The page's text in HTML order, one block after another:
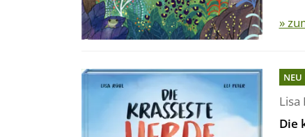
»
NEU
Lisa
Die